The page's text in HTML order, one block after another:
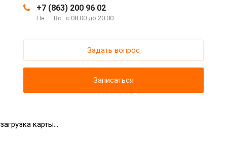
+7 (863) 200 96 02
Пн. – Вс.: с 08:00 до 20:00
Задать вопрос
Записаться
загрузка карты...